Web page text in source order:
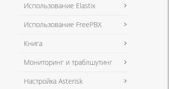
Использование Elastix
Использование FreePBX
Книга
Мониторинг и траблшутинг
Настройка Asterisk